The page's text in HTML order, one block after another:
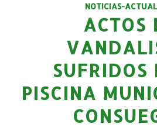
NOTICIAS-
ACTOS
SUFRIDOS
PISCINA